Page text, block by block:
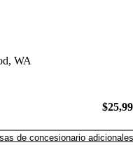
WA
de concesionario adicionales